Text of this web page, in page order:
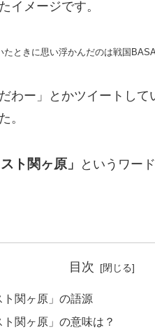
イメージです。
ときに思い浮かんだのは戦国
わー」とかツイートし
。
スト関ヶ原」 というワー
目次
ト関ヶ原」の語源
ト関ヶ原」の意味は？